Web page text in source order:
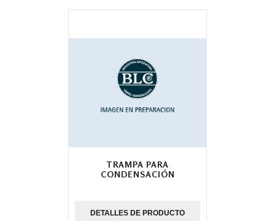
TRAMPA PARA
CONDENSACIÓN
DETALLES DE PRODUCTO